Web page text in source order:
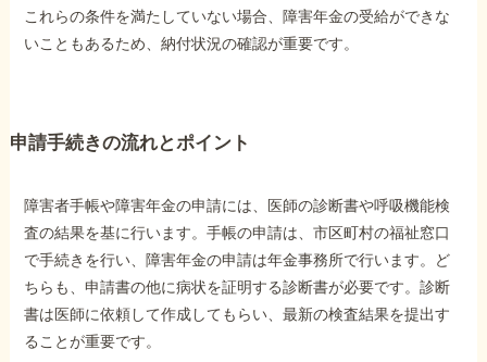
これらの条件を満たしていない場合、障害年金の受給ができな
いこともあるため、納付状況の確認が重要です。
申請手続きの流れとポイント
障害者手帳や障害年金の申請には、医師の診断書や呼吸機能検
査の結果を基に行います。手帳の申請は、市区町村の福祉窓口
で手続きを行い、障害年金の申請は年金事務所で行います。ど
ちらも、申請書の他に病状を証明する診断書が必要です。診断
書は医師に依頼して作成してもらい、最新の検査結果を提出す
ることが重要です。